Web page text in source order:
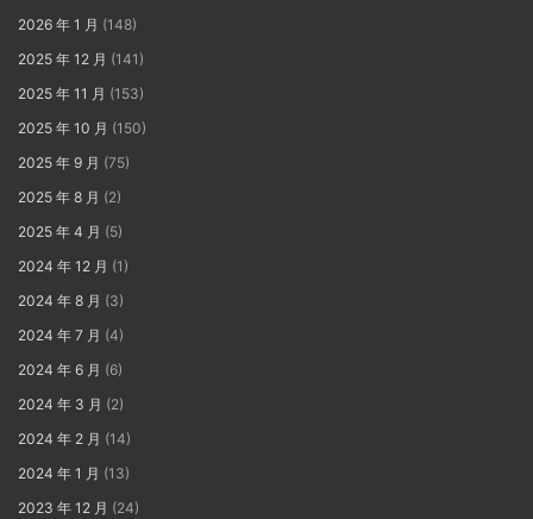
2026 年 1 月 (148)
2025 年 12 月 (141)
2025 年 11 月 (153)
2025 年 10 月 (150)
2025 年 9 月 (75)
2025 年 8 月 (2)
2025 年 4 月 (5)
2024 年 12 月 (1)
2024 年 8 月 (3)
2024 年 7 月 (4)
2024 年 6 月 (6)
2024 年 3 月 (2)
2024 年 2 月 (14)
2024 年 1 月 (13)
2023 年 12 月 (24)